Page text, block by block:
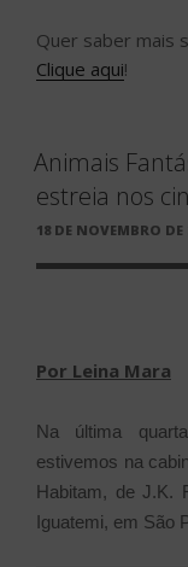
Quer saber mais
Clique aqui!
Animais
estreia nos
PUBLICADO
18 DE NOVEMBRO DE
Por Leina Mara
Na última
estivemos na
Habitam, de J.K.
Iguatemi, em São